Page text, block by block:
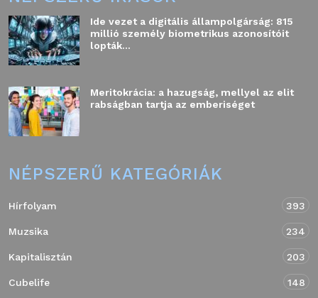
Ide vezet a digitális állampolgárság: 815
millió személy biometrikus azonosítóit
lopták...
Meritokrácia: a hazugság, mellyel az elit
rabságban tartja az emberiséget
NÉPSZERŰ KATEGÓRIÁK
Hírfolyam 393
Muzsika 234
Kapitalisztán 203
Cubelife 148